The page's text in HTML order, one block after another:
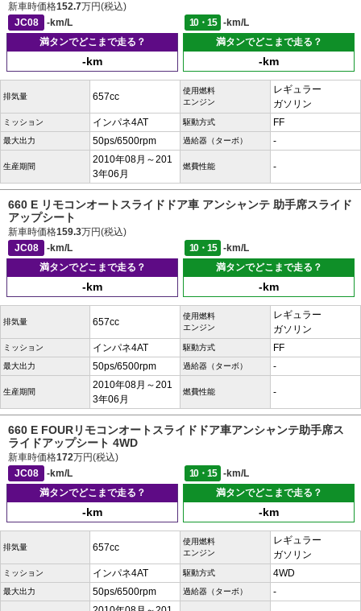
新車時価格152.7万円(税込)
JC08
-km/L 10・15
-km/L
満タンでどこまで走る？
-km
満タンでどこまで走る？
-km
排気量 657cc
使用燃料
エンジン
レギュラー
ガソリン
ミッション インパネ4AT 駆動方式 FF
最大出力 50ps/6500rpm 過給器（ターボ） -
生産期間
2010年08月～201
3年06月
燃費性能 -
660 E リモコンオートスライドドア車 アンシャンテ 助手席スライド
アップシート
新車時価格159.3万円(税込)
JC08
-km/L 10・15
-km/L
満タンでどこまで走る？
-km
満タンでどこまで走る？
-km
排気量 657cc
使用燃料
エンジン
レギュラー
ガソリン
ミッション インパネ4AT 駆動方式 FF
最大出力 50ps/6500rpm 過給器（ターボ） -
生産期間
2010年08月～201
3年06月
燃費性能 -
660 E FOURリモコンオートスライドドア車アンシャンテ助手席ス
ライドアップシート 4WD
新車時価格172万円(税込)
JC08
-km/L 10・15
-km/L
満タンでどこまで走る？
-km
満タンでどこまで走る？
-km
排気量 657cc
使用燃料
エンジン
レギュラー
ガソリン
ミッション インパネ4AT 駆動方式 4WD
最大出力 50ps/6500rpm 過給器（ターボ） -